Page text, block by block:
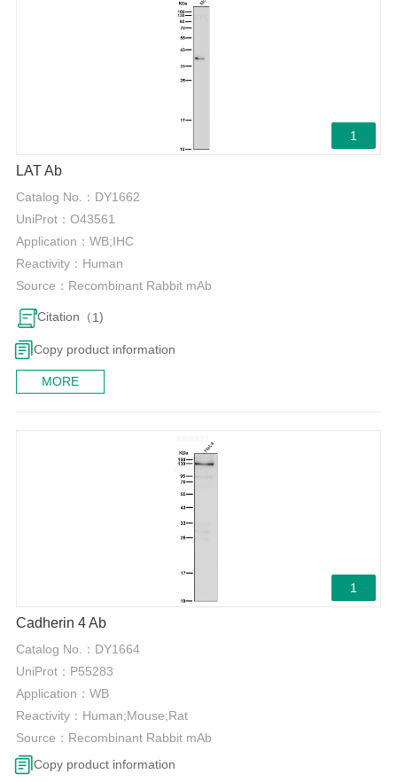
1
LAT Ab
Catalog No.： DY1662
UniProt： O43561
Application： WB;IHC
Reactivity： Human
Source： Recombinant Rabbit mAb
Citation（1)
Copy product information
MORE
1
Cadherin 4 Ab
Catalog No.： DY1664
UniProt： P55283
Application： WB
Reactivity： Human;Mouse;Rat
Source： Recombinant Rabbit mAb
Copy product information